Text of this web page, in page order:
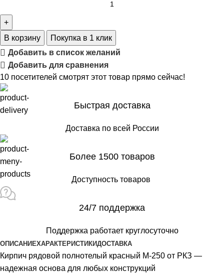
В корзину
Покупка в 1 клик
Добавить в список желаний
Добавить для сравнения
10 посетителей смотрят этот товар прямо сейчас!
Быстрая доставка
Доставка по всей России
Более 1500 товаров
Доступность товаров
24/7 поддержка
Поддержка работает круглосуточно
ОПИСАНИЕХАРАКТЕРИСТИКИДОСТАВКА
Кирпич рядовой полнотелый красный М-250 от РКЗ —
надежная основа для любых конструкций